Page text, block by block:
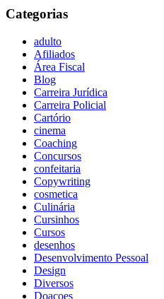
Categorias
adulto
Afiliados
Área Fiscal
Blog
Carreira Jurídica
Carreira Policial
Cartório
cinema
Coaching
Concursos
confeitaria
Copywriting
cosmetica
Culinária
Cursinhos
Cursos
desenhos
Desenvolvimento Pessoal
Design
Diversos
Doaçoes